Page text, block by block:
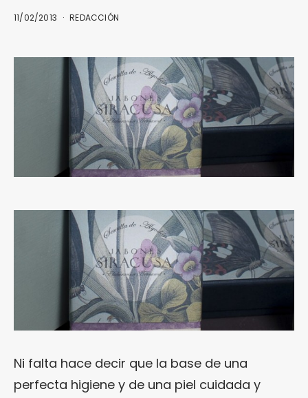
11/02/2013 REDACCIÓN
Ni falta hace decir que la base de una
perfecta higiene y de una piel cuidada y